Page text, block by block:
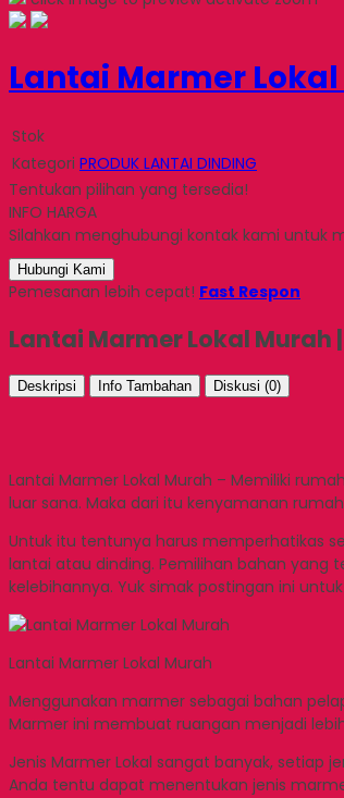
Lantai Marmer
Stok
Kategori PRODUK LANTAI DINDING
Tentukan pilihan yang tersedia!
INFO HARGA
Silahkan menghubungi kontak kami untuk
Hubungi Kami
Pemesanan lebih cepat! Fast Respon
Lantai Marmer Lokal Murah
Deskripsi Info Tambahan Diskusi (0)
Lantai Marmer Lokal Murah – Memiliki
luar sana. Maka dari itu kenyamanan
Untuk itu tentunya harus memperhatikas
lantai atau dinding. Pemilihan bahan yang
kelebihannya. Yuk simak postingan ini
Lantai Marmer Lokal Murah
Menggunakan marmer sebagai bahan
Marmer ini membuat ruangan menjadi
Jenis Marmer Lokal sangat banyak, setiap
Anda tentu dapat menentukan jenis